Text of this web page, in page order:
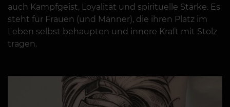
auch Kampfgeist, Loyalität und spirituelle Stärke. Es
steht für Frauen (und Männer), die ihren Platz im
Leben selbst behaupten und innere Kraft mit Stolz
tragen.